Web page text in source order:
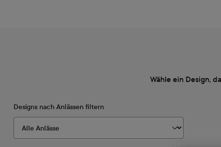
Wähle ein Design,
Designs nach Anlässen filtern